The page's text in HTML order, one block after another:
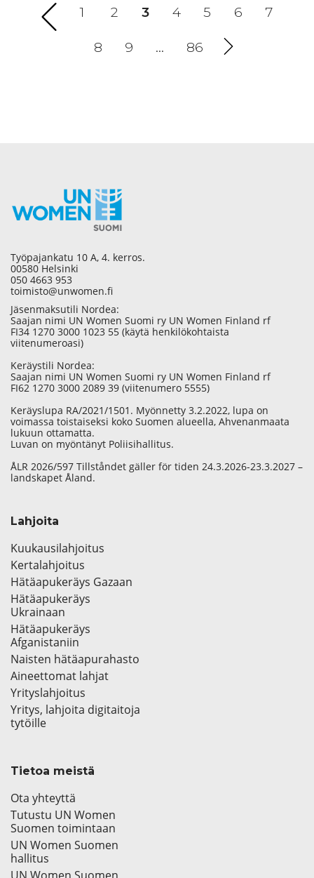
1 2 3 (current)
4 5 6 7
8 9 … 86
Työpajankatu 10 A, 4. kerros.
00580 Helsinki
050 4663 953
toimisto@unwomen.fi
Jäsenmaksutili Nordea:
Saajan nimi UN Women Suomi ry UN Women Finland rf
FI34 1270 3000 1023 55 (käytä henkilökohtaista
viitenumeroasi)
Keräystili Nordea:
Saajan nimi UN Women Suomi ry UN Women Finland rf
FI62 1270 3000 2089 39 (viitenumero 5555)
Keräyslupa RA/2021/1501. Myönnetty 3.2.2022, lupa on
voimassa toistaiseksi koko Suomen alueella, Ahvenanmaata
lukuun ottamatta.
Luvan on myöntänyt Poliisihallitus.
ÅLR 2026/597 Tillståndet gäller för tiden 24.3.2026-23.3.2027 –
landskapet Åland.
Lahjoita
Kuukausilahjoitus
Kertalahjoitus
Hätäapukeräys Gazaan
Hätäapukeräys
Ukrainaan
Hätäapukeräys
Afganistaniin
Naisten hätäapurahasto
Aineettomat lahjat
Yrityslahjoitus
Yritys, lahjoita digitaitoja
tytöille
Tietoa meistä
Ota yhteyttä
Tutustu UN Women
Suomen toimintaan
UN Women Suomen
hallitus